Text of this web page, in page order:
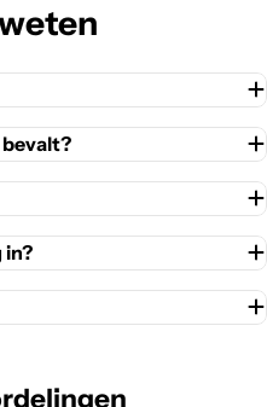
in?